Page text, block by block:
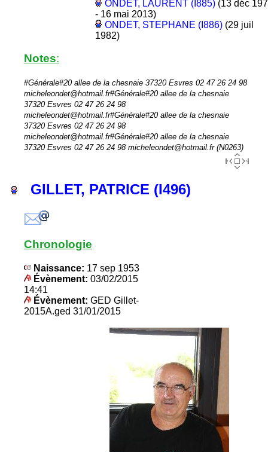
ONDET, LAURENT (I885)(13 déc
- 16 mai 2013)
ONDET, STEPHANE (I886)(29 juil
1982)
Notes:
#Générale#20 allee de la chesnaie 37320 Esvres 02 47 26 24 98
micheleondet@hotmail.fr#Générale#20 allee de la chesnaie
37320 Esvres 02 47 26 24 98
micheleondet@hotmail.fr#Générale#20 allee de la chesnaie
37320 Esvres 02 47 26 24 98
micheleondet@hotmail.fr#Générale#20 allee de la chesnaie
37320 Esvres 02 47 26 24 98 micheleondet@hotmail.fr (N0263)
GILLET, PATRICE (I496)
Chronologie
Naissance: 17 sep 1953
Évènement: 03/02/2015
14:41
Évènement: GED Gillet-
2015A.ged 31/01/2015